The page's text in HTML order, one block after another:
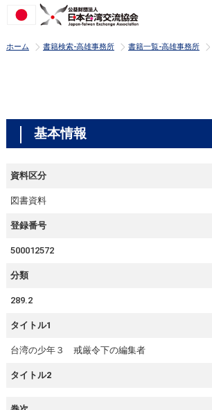
ホーム >
書籍検索-高雄事務所 >
書籍一覧-高雄事務所
基本情報
資料区分
図書資料
登録番号
500012572
分類
289.2
タイトル1
台湾の少年３ 戒厳令下の編集者
タイトル2